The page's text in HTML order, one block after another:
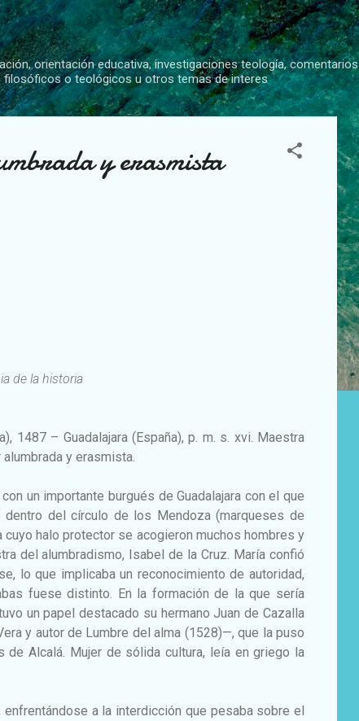
Ir al contenido principal
orientación educativa, investigaciones teología, comentarios
filosóficos o teológicos u otros temas de interes
y erasmista
de la historia
1487 – Guadalajara (España), p. m. s. xvi. Maestra
y erasmista.
un importante burgués de Guadalajara con el que
del círculo de los Mendoza (marqueses de
halo protector se acogieron muchos hombres y
del alumbradismo, Isabel de la Cruz. María confió
lo que implicaba un reconocimiento de autoridad,
fuese distinto. En la formación de la que sería
un papel destacado su hermano Juan de Cazalla
y autor de Lumbre del alma (1528)—, que la puso
Alcalá. Mujer de sólida cultura, leía en griego la
a la interdicción que pesaba sobre el